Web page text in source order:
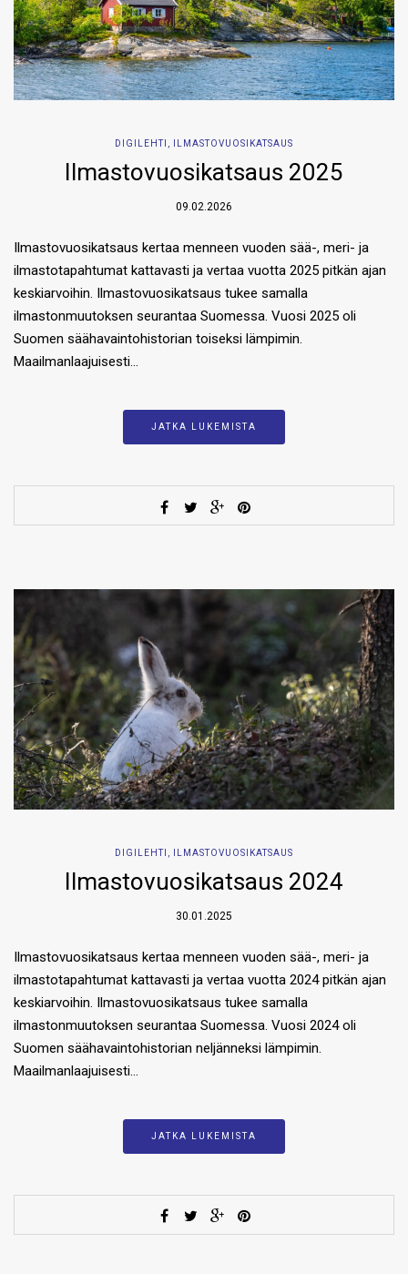
DIGILEHTI , ILMASTOVUOSIKATSAUS
Ilmastovuosikatsaus 2025
09.02.2026
Ilmastovuosikatsaus kertaa menneen vuoden sää-, meri- ja
ilmastotapahtumat kattavasti ja vertaa vuotta 2025 pitkän ajan
keskiarvoihin. Ilmastovuosikatsaus tukee samalla
ilmastonmuutoksen seurantaa Suomessa. Vuosi 2025 oli
Suomen säähavaintohistorian toiseksi lämpimin.
Maailmanlaajuisesti…
JATKA LUKEMISTA
DIGILEHTI ILMASTOVUOSIKATSAUS
Ilmastovuosikatsaus 2024
30.01.2025
Ilmastovuosikatsaus kertaa menneen vuoden sää-, meri- ja
ilmastotapahtumat kattavasti ja vertaa vuotta 2024 pitkän ajan
keskiarvoihin. Ilmastovuosikatsaus tukee samalla
ilmastonmuutoksen seurantaa Suomessa. Vuosi 2024 oli
Suomen säähavaintohistorian neljänneksi lämpimin.
Maailmanlaajuisesti…
JATKA LUKEMISTA